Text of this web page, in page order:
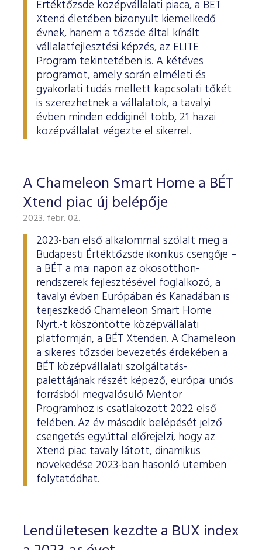
Értéktőzsde középvállalati piaca, a BÉT
Xtend életében bizonyult kiemelkedő
évnek, hanem a tőzsde által kínált
vállalatfejlesztési képzés, az ELITE
Program tekintetében is. A kétéves
programot, amely során elméleti és
gyakorlati tudás mellett kapcsolati tőkét
is szerezhetnek a vállalatok, a tavalyi
évben minden eddiginél több, 21 hazai
középvállalat végezte el sikerrel.
A Chameleon Smart Home a BÉT
Xtend piac új belépője
2023. febr. 02.
2023-ban első alkalommal szólalt meg a
Budapesti Értéktőzsde ikonikus csengője –
a BÉT a mai napon az okosotthon-
rendszerek fejlesztésével foglalkozó, a
tavalyi évben Európában és Kanadában is
terjeszkedő Chameleon Smart Home
Nyrt.-t köszöntötte középvállalati
platformján, a BÉT Xtenden. A Chameleon
a sikeres tőzsdei bevezetés érdekében a
BÉT középvállalati szolgáltatás-
palettájának részét képező, európai uniós
forrásból megvalósuló Mentor
Programhoz is csatlakozott 2022 első
felében. Az év második belépését jelző
csengetés egyúttal előrejelzi, hogy az
Xtend piac tavaly látott, dinamikus
növekedése 2023-ban hasonló ütemben
folytatódhat.
Lendületesen kezdte a BUX index